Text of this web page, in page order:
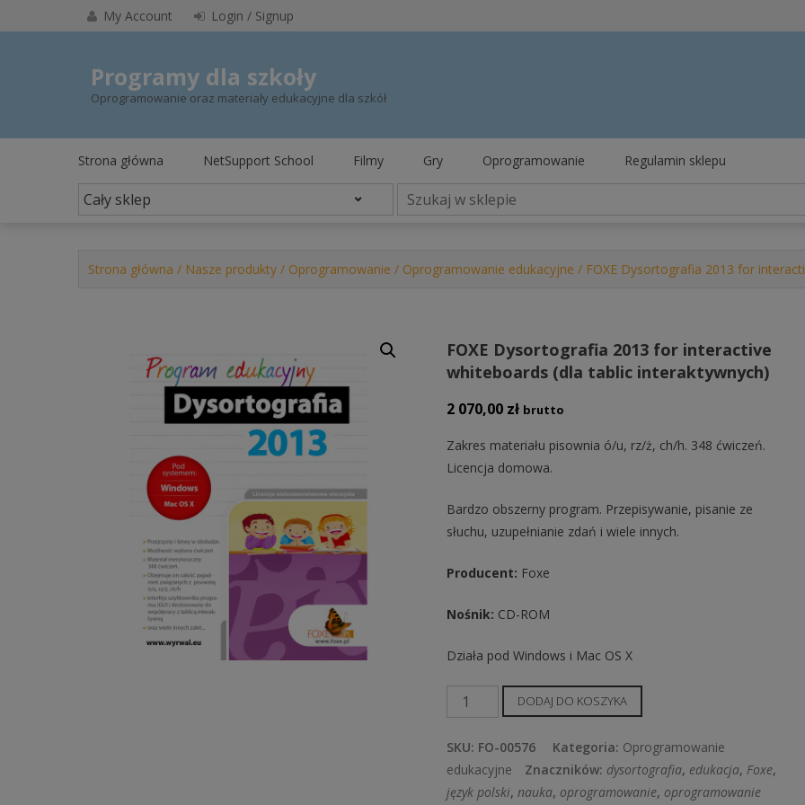
to
My Account Login / Signup
Programy dla szkoły
Oprogramowanie oraz materiały edukacyjne dla szkół
Strona główna NetSupport School Filmy Gry Oprogramowanie Regulamin sklepu
Strona główna / Nasze produkty / Oprogramowanie / Oprogramowanie edukacyjne / FOXE Dysortografia 2013 for
FOXE Dysortografia 2013 for interactive
whiteboards (dla tablic interaktywnych)
2 070,00 zł brutto
Zakres materiału pisownia ó/u, rz/ż, ch/h. 348 ćwiczeń.
Licencja domowa.
Bardzo obszerny program. Przepisywanie, pisanie ze
słuchu, uzupełnianie zdań i wiele innych.
Producent: Foxe
Nośnik: CD-ROM
Działa pod Windows i Mac OS X
ilość
FOXE
Dysortografia
2013
for
DODAJ DO KOSZYKA
SKU: FO-00576 Kategoria: Oprogramowanie
edukacyjne
Znaczników: dysortografia, edukacja, Foxe,
język polski,nauka, oprogramowanie, oprogramowanie